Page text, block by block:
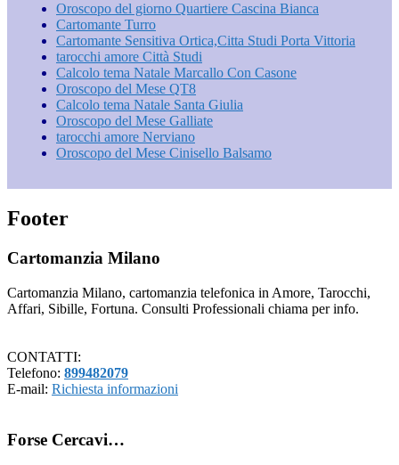
Oroscopo del giorno Quartiere Cascina Bianca
Cartomante Turro
Cartomante Sensitiva Ortica​,Citta Studi​ Porta Vittoria
tarocchi amore Città Studi
Calcolo tema Natale Marcallo Con Casone
Oroscopo del Mese QT8
Calcolo tema Natale Santa Giulia
Oroscopo del Mese Galliate
tarocchi amore Nerviano
Oroscopo del Mese Cinisello Balsamo
Footer
Cartomanzia Milano
Cartomanzia Milano, cartomanzia telefonica in Amore, Tarocchi,
Affari, Sibille, Fortuna. Consulti Professionali chiama per info.
CONTATTI:
Telefono: 899482079
E-mail: Richiesta informazioni
Forse Cercavi…